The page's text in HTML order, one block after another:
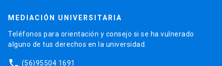
MEDIACIÓN UNIVERSITARIA
Teléfonos para orientación y consejo si se ha vulnerado
alguno de tus derechos en la universidad.
(56)95504 1691